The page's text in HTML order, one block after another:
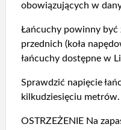
obowiązujących w
Łańcuchy powinny być
przednich (koła
łańcuchy dostępne w
Sprawdzić napięcie
kilkudziesięciu metrów.
OSTRZEŻENIE Na